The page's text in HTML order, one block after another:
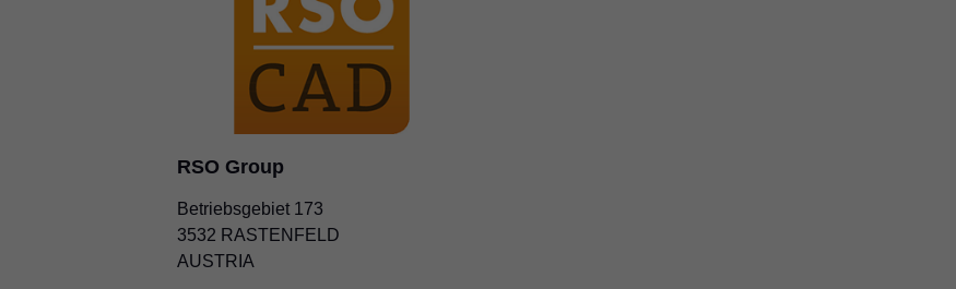
RSO Group
Betriebsgebiet 173
3532 RASTENFELD
AUSTRIA